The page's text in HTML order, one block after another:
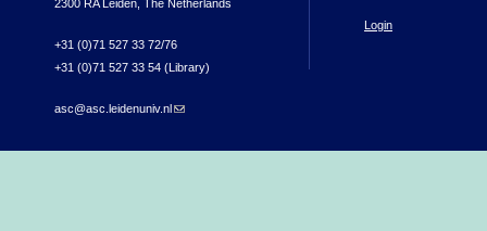
2300 RA Leiden, The Netherlands
+31 (0)71 527 33 72/76
+31 (0)71 527 33 54 (Library)
asc@asc.leidenuniv.nl(link sends e-mail)
Login